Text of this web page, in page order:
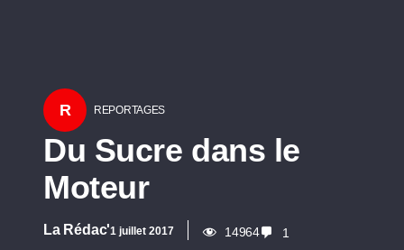
R REPORTAGES
Du Sucre dans le
Moteur
La Rédac'1 juillet 2017 14964 1